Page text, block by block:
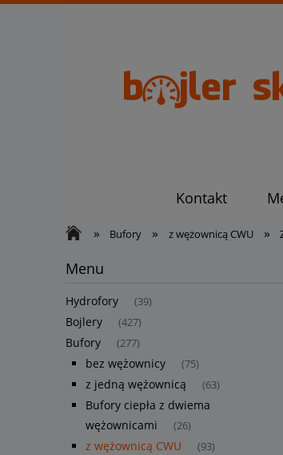
Kontakt
» Bufory » z wężownicą CWU »
Menu
Hydrofory (39)
Bojlery (427)
Bufory (277)
bez wężownicy (75)
z jedną wężownicą (63)
Bufory ciepła z dwiema
wężownicami
(26)
z wężownicą CWU (93)